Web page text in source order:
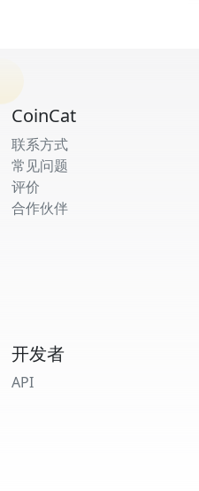
CoinCat
联系方式
常见问题
评价
合作伙伴
开发者
API